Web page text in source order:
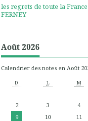
les regrets de toute la
FERNEY
Août 2026
Calendrier des notes en Août
D L M
2
3 4
9
10 11